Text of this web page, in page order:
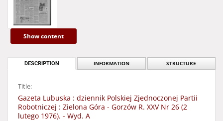
Show content
DESCRIPTION INFORMATION STRUCTURE
Title:
Gazeta Lubuska : dziennik Polskiej Zjednoczonej Partii
Robotniczej : Zielona Góra - Gorzów R. XXV Nr 26 (2
lutego 1976). - Wyd. A